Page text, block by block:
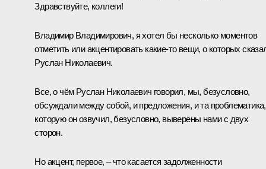
Здравствуйте, коллеги!
Владимир Владимирович, я хотел бы несколько моментов
отметить или акцентировать какие-то вещи, о которых
Руслан Николаевич.
Все, о чём Руслан Николаевич говорил, мы, безусловно,
обсуждали между собой, и предложения, и та проблематика,
которую он озвучил, безусловно, выверены нами с двух
сторон.
Но акцент, первое, – что касается задолженности